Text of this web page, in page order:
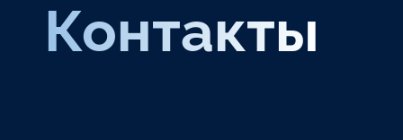
Контакты